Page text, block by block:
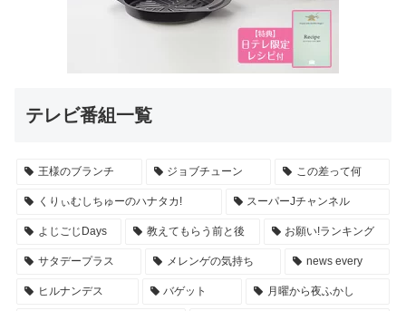
テレビ番組一覧
王様のブランチ ジョブチューン この差って何
くりぃむしちゅーのハナタカ! スーパーJチャンネル
よじごじDays 教えてもらう前と後 お願い!ランキング
サタデープラス メレンゲの気持ち news every
ヒルナンデス バゲット 月曜から夜ふかし